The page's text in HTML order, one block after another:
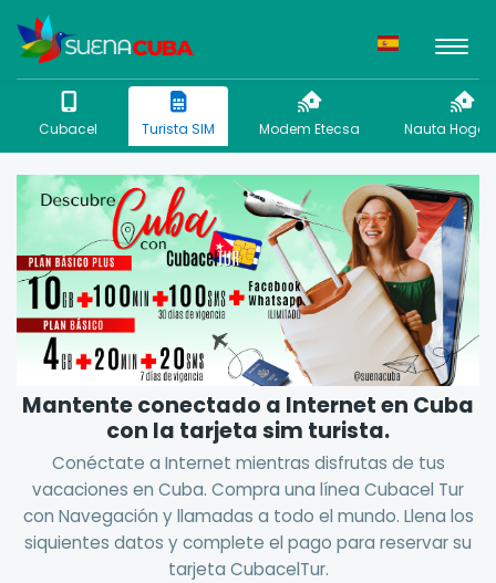
Cubacel Turista SIM Modem Etecsa Nauta Hogar
Mantente conectado a Internet en Cuba
con la tarjeta sim turista.
Conéctate a Internet mientras disfrutas de tus
vacaciones en Cuba. Compra una línea Cubacel Tur
con Navegación y llamadas a todo el mundo. Llena los
siquientes datos y complete el pago para reservar su
tarjeta CubacelTur.